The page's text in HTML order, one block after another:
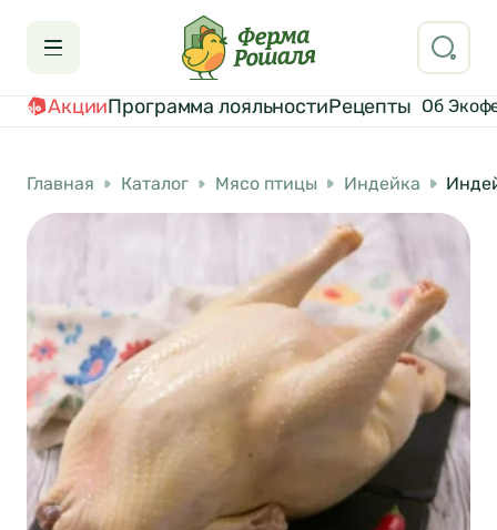
АкцииПрограмма лояльностиРецепты Об
Главная Каталог Мясо птицы Индейка